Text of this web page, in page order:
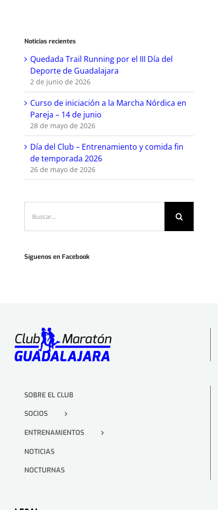
Noticias recientes
Quedada Trail Running por el III Día del
Deporte de Guadalajara
2 de junio de 2026
Curso de iniciación a la Marcha Nórdica en
Pareja – 14 de junio
28 de mayo de 2026
Día del Club – Entrenamiento y comida fin
de temporada 2026
26 de mayo de 2026
Síguenos en Facebook
SOBRE EL CLUB
SOCIOS
ENTRENAMIENTOS
NOTICIAS
NOCTURNAS